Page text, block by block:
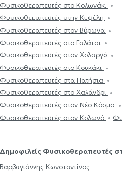
Φυσικοθεραπευτές στο Κολωνάκι
Φυσικοθεραπευτές στην Κυψέλη
Φυσικοθεραπευτές στον Βύρωνα
Φυσικοθεραπευτές στο Γαλάτσι
Φυσικοθεραπευτές στον Χολαργό
Φυσικοθεραπευτές στο Κουκάκι
Φυσικοθεραπευτές στα Πατήσια
Φυσικοθεραπευτές στο Χαλάνδρι
Φυσικοθεραπευτές στον Νέο Κόσμο
Φυσικοθεραπευτές στον Κολωνό
Δημοφιλείς Φυσικοθεραπευτές
Βαρβαγιάννης Κωνσταντίνος